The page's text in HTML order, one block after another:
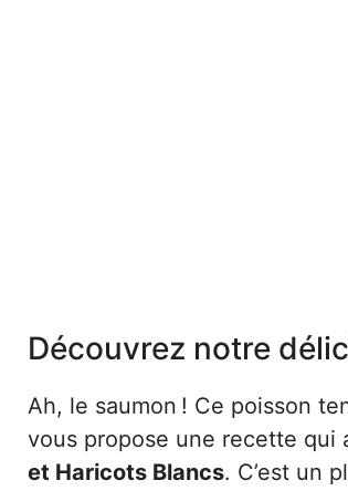
Découvrez notre
Ah, le saumon ! Ce poisson
vous propose une recette qui
et Haricots Blancs. C’est un